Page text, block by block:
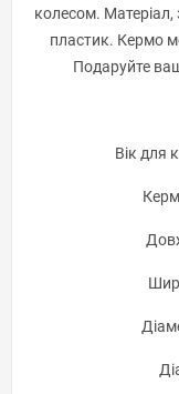
колесом. Матеріал,
пластик. Кермо
Подаруйте
Вік для